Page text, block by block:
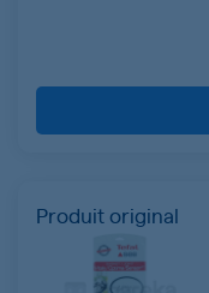
Produit original